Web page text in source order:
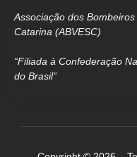
Associação dos
Catarina (ABVESC)
“Filiada à Confederação
do Brasil”